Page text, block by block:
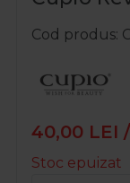
Cod produs
40,00 LEI
Stoc epuizat